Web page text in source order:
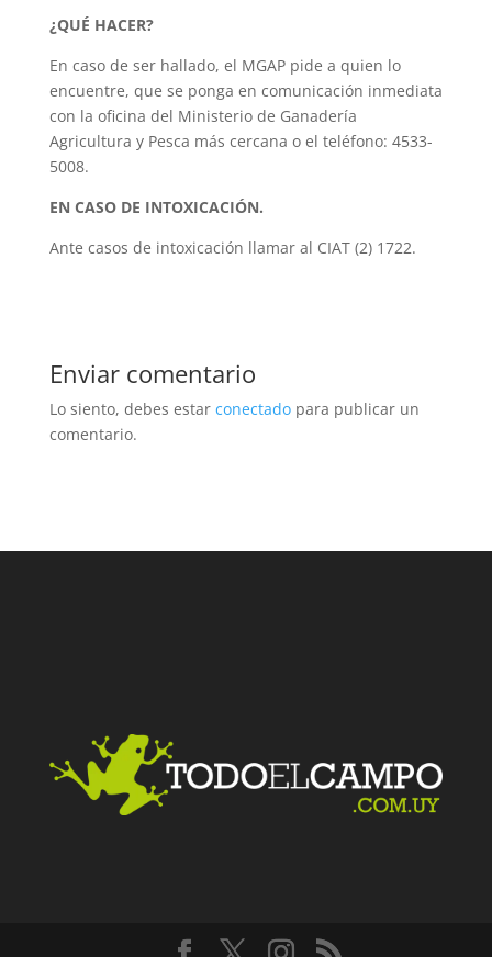
¿QUÉ HACER?
En caso de ser hallado, el MGAP pide a quien lo
encuentre, que se ponga en comunicación inmediata
con la oficina del Ministerio de Ganadería
Agricultura y Pesca más cercana o el teléfono: 4533-
5008.
EN CASO DE INTOXICACIÓN.
Ante casos de intoxicación llamar al CIAT (2) 1722.
Enviar comentario
Lo siento, debes estar conectadopara publicar un
comentario.
Facebook